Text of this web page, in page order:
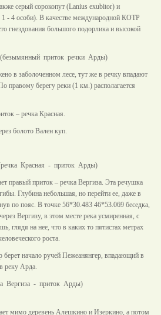
серый сорокопут (Lanius exubitor) и
1 - 4 особи). В качестве международной КОТР
гнездования большого подорлика и высокой
речки Арды)
в заболоченном лесе, тут же в речку впадают
правому берегу реки (1 км.) располагается
– речка Красная.
болото Вален куп.
- приток Арды)
правый приток – речка Вергиза. Эта речушка
Глубина небольшая, но перейти ее, даже в
по пояс. В точке 56*30.483 46*53.069 беседка,
Вергизу, в этом месте река усмиренная, с
глядя на нее, что в каких то пятистах метрах
роста.
начало ручей Пежеанянгер, впадающий в
реку Арда.
- приток Арды)
мимо деревень Алешкино и Изеркино, а потом